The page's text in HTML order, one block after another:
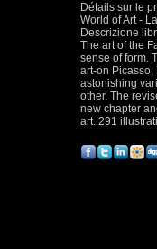
Détails sur le
World of Art -
Descrizione
The art of the
sense of form.
art-on Picasso,
astonishing
other. The
new chapter
art. 291